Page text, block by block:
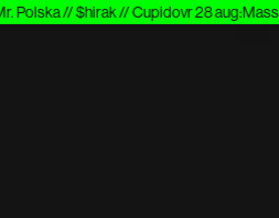
Polska // $hirak // Cupidovr 28 aug: